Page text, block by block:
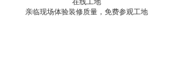
在线工地
亲临现场体验装修质量，免费参观工地